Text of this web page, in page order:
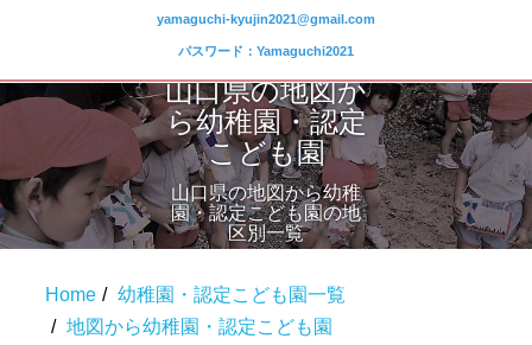
yamaguchi-kyujin2021@gmail.com
パスワード：Yamaguchi2021
山口県の地図か
ら幼稚園・認定
こども園
山口県の地図から幼稚
園・認定こども園の地
区別一覧
Home
幼稚園・認定こども園一覧
地図から幼稚園・認定こども園